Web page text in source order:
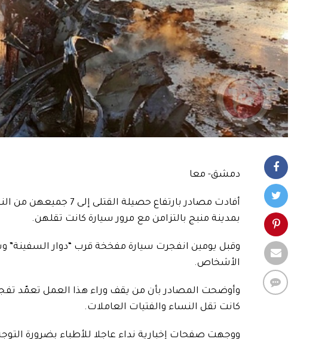
دمشق- معا
بمدينة منبج بالتزامن مع مرور سيارة كانت تقلهن.
وقبل يومين انفجرت سيارة مفخخة قرب “دوار
الأشخاص.
وأوضحت المصادر بأن من يقف وراء هذا العمل تعمّد
كانت تقل النساء والفتيات العاملات.
ووجهت صفحات إخبارية نداء عاجلا للأطباء بضرورة